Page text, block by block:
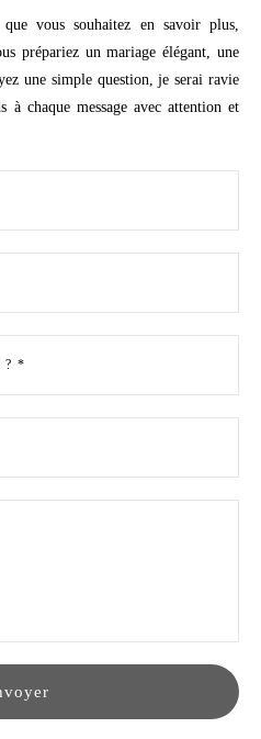
vous souhaitez en savoir plus,
prépariez un mariage élégant, une
une simple question, je serai ravie
à chaque message avec attention et
? *